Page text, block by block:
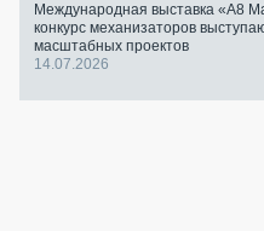
Международная выставка «А8
конкурс механизаторов
масштабных проектов
14.07.2026